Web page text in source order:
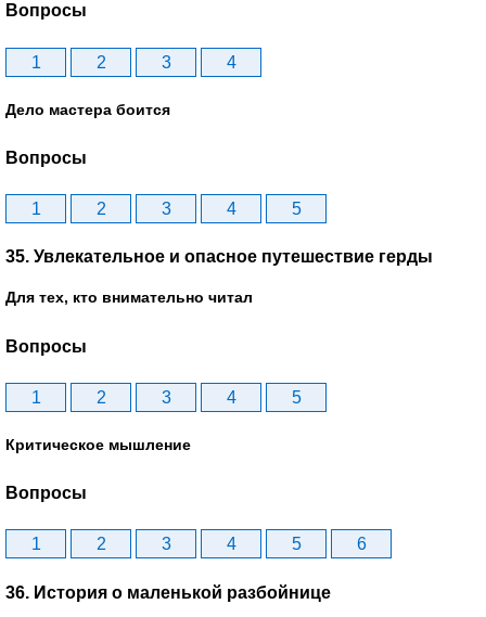
Вопросы
1 2 3 4
Дело мастера боится
Вопросы
1 2 3 4 5
35. Увлекательное и опасное путешествие герды
Для тех, кто внимательно читал
Вопросы
1 2 3 4 5
Критическое мышление
Вопросы
1 2 3 4 5 6
36. История о маленькой разбойнице